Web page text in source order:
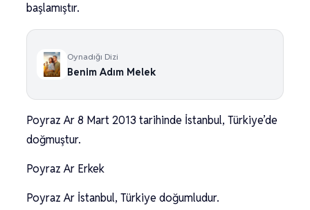
başlamıştır.
Oynadığı Dizi
Benim Adım Melek
Poyraz Ar 8 Mart 2013 tarihinde İstanbul, Türkiye’de
doğmuştur.
Poyraz Ar Erkek
Poyraz Ar İstanbul, Türkiye doğumludur.